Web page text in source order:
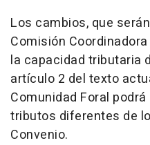
Los cambios, que
Comisión
la capacidad tributaria
artículo 2 del texto
Comunidad Foral
tributos diferentes de
Convenio.